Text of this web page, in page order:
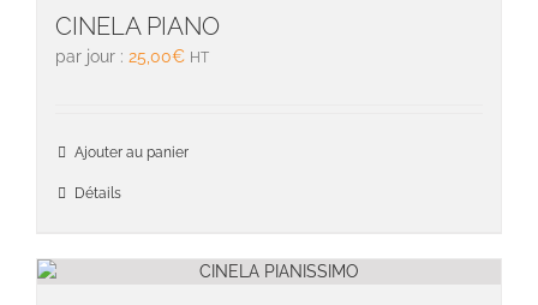
CINELA PIANO
par jour : 25,00€ HT
Ajouter au panier
Détails